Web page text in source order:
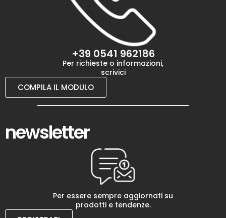
+39 0541 962186
Per richieste o informazioni,
scrivici
COMPILA IL MODULO
newsletter
Per essere sempre aggiornati su
prodotti e tendenze.